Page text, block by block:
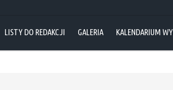
LISTY DO REDAKCJI GALERIA KALENDARIUM